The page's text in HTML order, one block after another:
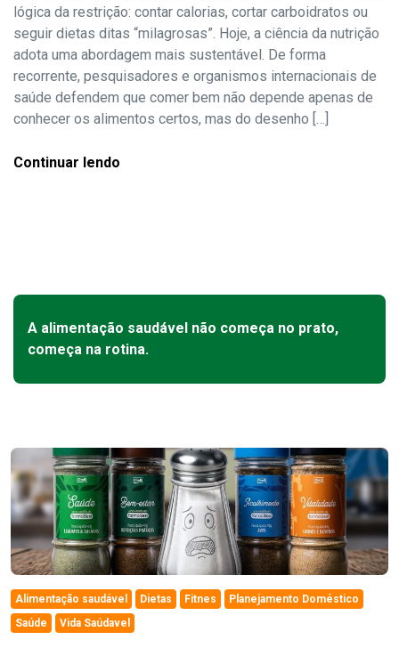
lógica da restrição: contar calorias, cortar carboidratos ou
seguir dietas ditas “milagrosas”. Hoje, a ciência da nutrição
adota uma abordagem mais sustentável. De forma
recorrente, pesquisadores e organismos internacionais de
saúde defendem que comer bem não depende apenas de
conhecer os alimentos certos, mas do desenho […]
Continuar lendo
15 de julho de 2026 •3 min de leitura
9 de julho de 2026 •3 min de leitura
A alimentação saudável não começa no prato,
começa na rotina.
Alimentação saudável Dietas Fitnes
Planejamento Doméstico
Saúde
Vida Saúdavel